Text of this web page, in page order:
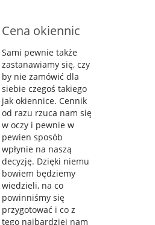
Cena okiennic
Sami pewnie także
zastanawiamy się, czy
by nie zamówić dla
siebie czegoś takiego
jak okiennice. Cennik
od razu rzuca nam się
w oczy i pewnie w
pewien sposób
wpłynie na naszą
decyzję. Dzięki niemu
bowiem będziemy
wiedzieli, na co
powinniśmy się
przygotować i co z
tego najbardziej nam